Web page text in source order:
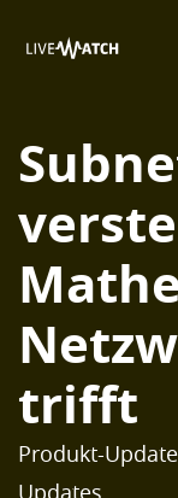
trifft
Produkt-
Updates